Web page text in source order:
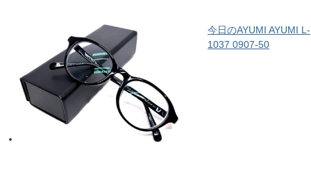
今日のAYUMI AYUMI L-
1037 0907-50